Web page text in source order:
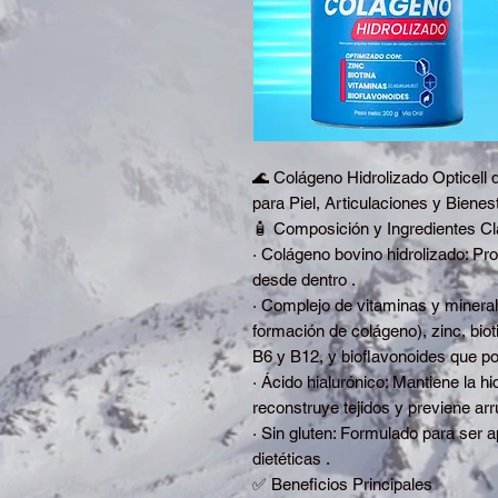
🌊 Colágeno Hidrolizado Opticell
para Piel, Articulaciones y
🧴 Composición y Ingredientes
· Colágeno bovino hidrolizado:
desde dentro .
· Complejo de vitaminas y
formación de colágeno), zinc,
B6 y B12, y bioflavonoides que
· Ácido hialurónico: Mantiene la
reconstruye tejidos y previene
· Sin gluten: Formulado para ser
dietéticas .
✅ Beneficios Principales